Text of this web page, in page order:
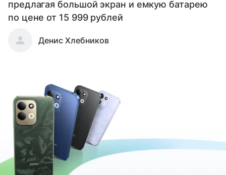
предлагая большой экран и емкую батарею
по цене от 15 999 рублей
Денис Хлебников